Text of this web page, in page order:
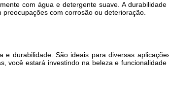
com água e detergente suave. A durabilidade
com corrosão ou deterioração.
durabilidade. São ideais para diversas
você estará investindo na beleza e funcionalidade